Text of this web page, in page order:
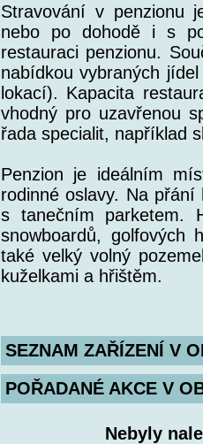
Stravování v penzionu
nebo po dohodě i s
restauraci penzionu.
nabídkou vybraných
lokací). Kapacita
vhodný pro uzavřenou
řada specialit, například
Penzion je ideálním
rodinné oslavy. Na
s tanečním parketem.
snowboardů, golfových
také velký volný
kuželkami a hřištěm.
SEZNAM ZAŘÍZENÍ V
POŘADANÉ AKCE V
Nebyly